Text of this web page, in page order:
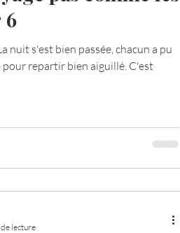
La pensée du jour
6
nuit s'est bien passée, chacun a pu
repartir bien aiguillé. C'est
lecture